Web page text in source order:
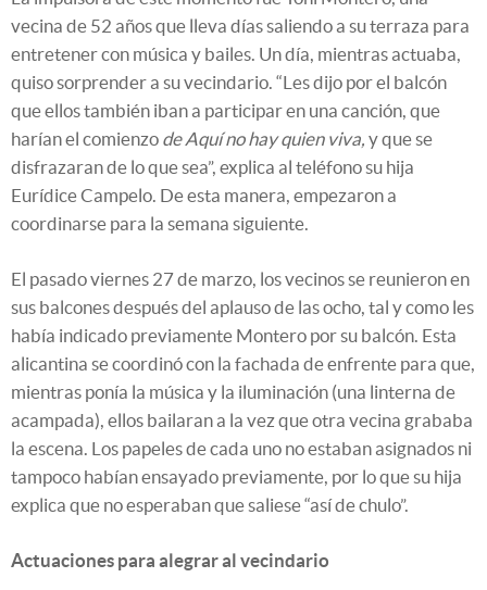
vecina de 52 años que lleva días saliendo a su terraza para
entretener con música y bailes. Un día, mientras actuaba,
quiso sorprender a su vecindario. “Les dijo por el balcón
que ellos también iban a participar en una canción, que
harían el comienzo de Aquí no hay quien viva, y que se
disfrazaran de lo que sea”, explica al teléfono su hija
Eurídice Campelo. De esta manera, empezaron a
coordinarse para la semana siguiente.
El pasado viernes 27 de marzo, los vecinos se reunieron en
sus balcones después del aplauso de las ocho, tal y como les
había indicado previamente Montero por su balcón. Esta
alicantina se coordinó con la fachada de enfrente para que,
mientras ponía la música y la iluminación (una linterna de
acampada), ellos bailaran a la vez que otra vecina grababa
la escena. Los papeles de cada uno no estaban asignados ni
tampoco habían ensayado previamente, por lo que su hija
explica que no esperaban que saliese “así de chulo”.
Actuaciones para alegrar al vecindario